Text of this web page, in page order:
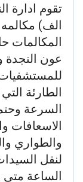
الف)
المكالمات
عون النجدة
الطارئة
السرعة
الاسعافات
والطواري
لنقل
الساعة